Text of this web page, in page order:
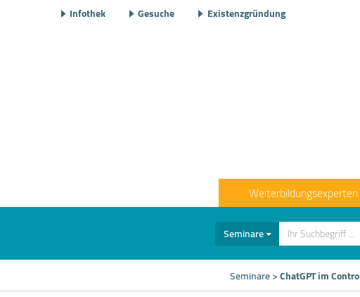
Infothek Gesuche Existenzgründung
Weiterbildungsexperten
Seminare
Seminare>ChatGPT im